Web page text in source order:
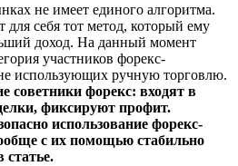
не имеет единого алгоритма.
себя тот метод, который ему
доход. На данный момент
участников форекс-
использующих ручную торговлю.
советники форекс: входят в
фиксируют профит.
использование форекс-
с их помощью стабильно
статье.